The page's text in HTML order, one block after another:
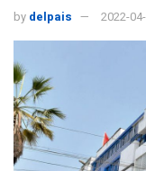
by delpais 2022-